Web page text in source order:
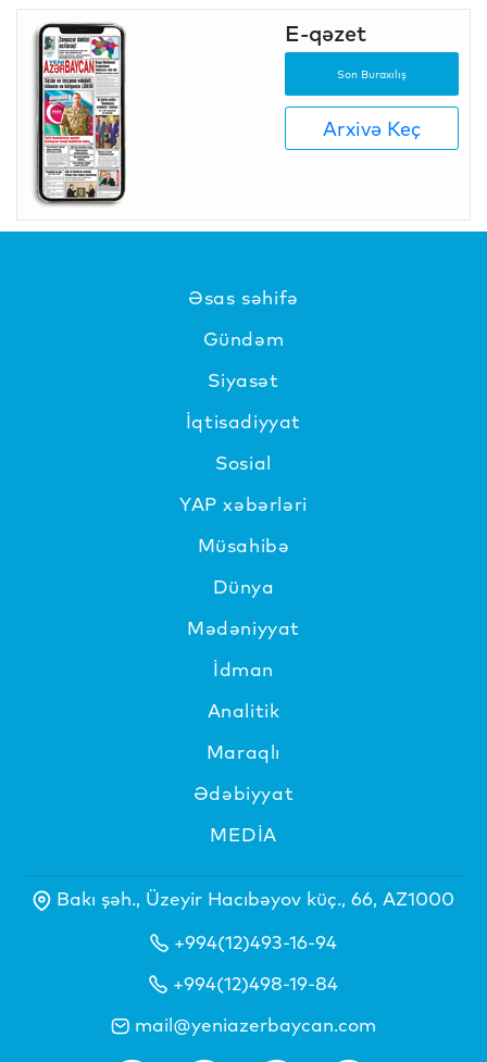
E-qəzet
Son Buraxılış
Arxivə Keç
Əsas səhifə
Gündəm
Siyasət
İqtisadiyyat
Sosial
YAP xəbərləri
Müsahibə
Dünya
Mədəniyyat
İdman
Analitik
Maraqlı
Ədəbiyyat
MEDİA
Bakı şəh., Üzeyir Hacıbəyov küç., 66, AZ1000
+994(12)493-16-94
+994(12)498-19-84
mail@yeniazerbaycan.com